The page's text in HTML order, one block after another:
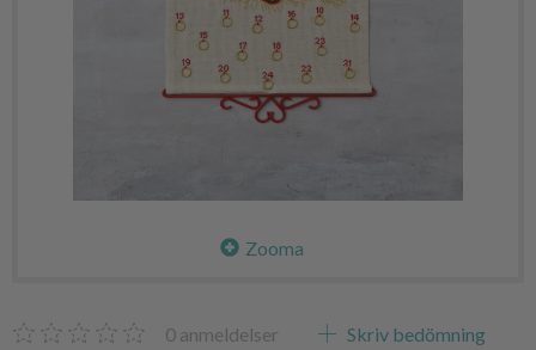
Zooma
0 anmeldelser Skriv bedömning